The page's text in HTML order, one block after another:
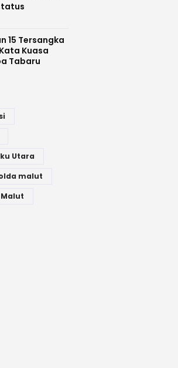
15 Tersangka
Kuasa
Tabaru
Utara
malut